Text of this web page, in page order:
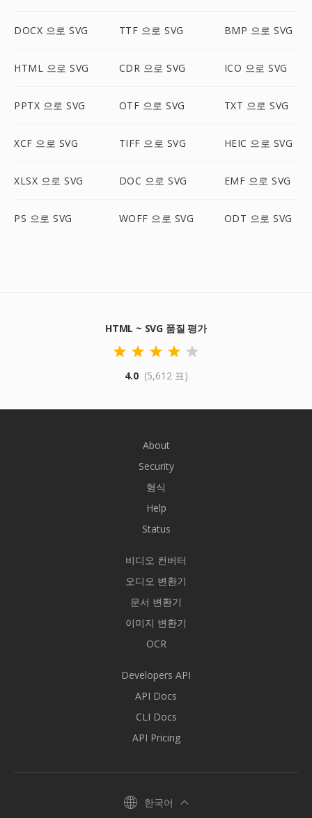
DOCX 으로 SVG TTF 으로 SVG BMP 으로 SVG
HTML 으로 SVG CDR 으로 SVG ICO 으로 SVG
PPTX 으로 SVG OTF 으로 SVG TXT 으로 SVG
XCF 으로 SVG TIFF 으로 SVG HEIC 으로 SVG
XLSX 으로 SVG DOC 으로 SVG EMF 으로 SVG
PS 으로 SVG WOFF 으로 SVG ODT 으로 SVG
HTML ~ SVG 품질 평가
4.0 (5,612 표)
About
Security
형식
Help
Status
비디오 컨버터
오디오 변환기
문서 변환기
이미지 변환기
OCR
Developers API
API Docs
CLI Docs
API Pricing
한국어